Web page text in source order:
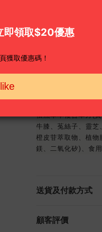
以古方「防己黃芪
體質，從根源改善
16種珍貴草本 . 黃金
三臟同調，全面促
「肺」加強水分排出
「脾」改善水分運水
「腎」提高水分代謝
祛濕草本複合萃方(
牛膝、菟絲子、靈芝
橙皮苷萃取物、植
鎂、二氧化矽)、食
送貨及付款方式
顧客評價